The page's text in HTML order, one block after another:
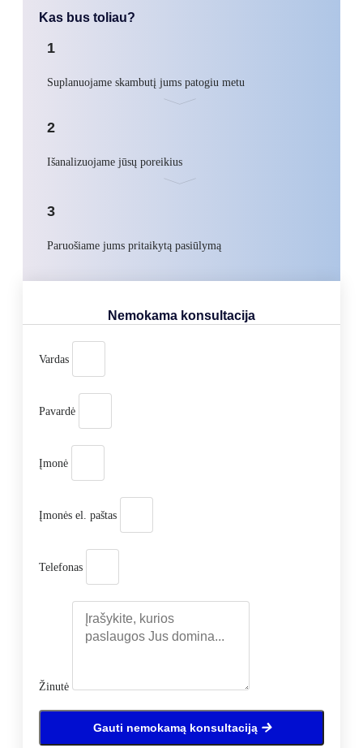
Kas bus toliau?
1
Suplanuojame skambutį jums patogiu metu
2
Išanalizuojame jūsų poreikius
3
Paruošiame jums pritaikytą pasiūlymą
Nemokama konsultacija
Vardas
Pavardė
Įmonė
Įmonės el. paštas
Telefonas
Žinutė
Gauti nemokamą konsultaciją